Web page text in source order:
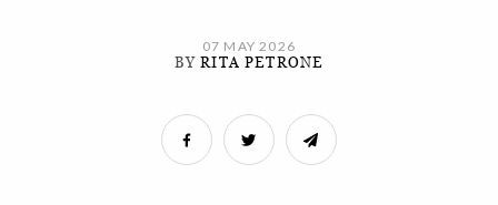
07 MAY 2026
BYRITA PETRONE